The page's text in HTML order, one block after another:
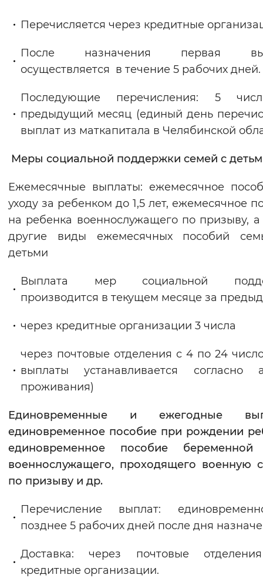
Перечисляется через кредитные
После назначения первая
осуществляется в течение 5 рабочих дней.
Последующие перечисления: 5
предыдущий месяц (единый день
выплат из маткапитала в Челябинской
Меры социальной поддержки семей с
Ежемесячные выплаты: ежемесячное
уходу за ребенком до 1,5 лет, ежемесячное
на ребенка военнослужащего по призыву, а
другие виды ежемесячных пособий
детьми
Выплата мер социальной
производится в текущем месяце за
через кредитные организации 3 числа
через почтовые отделения с 4 по 24
выплаты устанавливается согласно
проживания)
Единовременные и ежегодные
единовременное пособие при рождении
единовременное пособие
военнослужащего, проходящего военную
по призыву и др.
Перечисление выплат:
позднее 5 рабочих дней после дня
Доставка: через почтовые
кредитные организации.